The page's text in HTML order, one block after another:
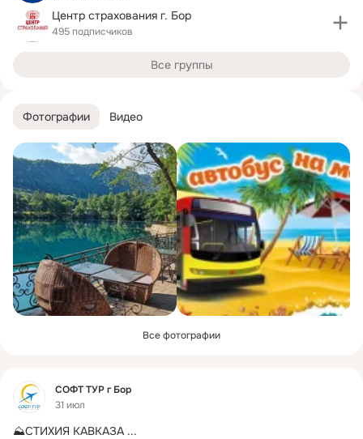
Фотографии Видео
Все фотографии
Фид
СОФТ ТУР г Бор
31 июл
⛰СТИХИЯ КАВКАЗА ...
Центр страхования г. Бор
495 подписчиков
Все группы